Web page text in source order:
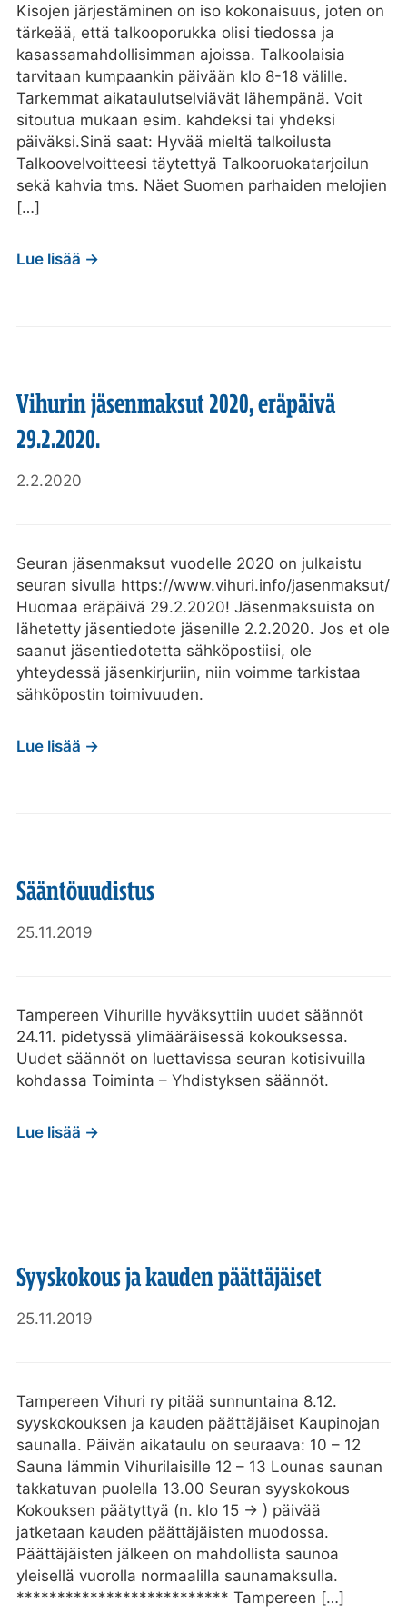
Kisojen järjestäminen on iso kokonaisuus, joten on
tärkeää, että talkooporukka olisi tiedossa ja
kasassamahdollisimman ajoissa. Talkoolaisia
tarvitaan kumpaankin päivään klo 8-18 välille.
Tarkemmat aikataulutselviävät lähempänä. Voit
sitoutua mukaan esim. kahdeksi tai yhdeksi
päiväksi.Sinä saat: Hyvää mieltä talkoilusta
Talkoovelvoitteesi täytettyä Talkooruokatarjoilun
sekä kahvia tms. Näet Suomen parhaiden melojien
[…]
Lue lisää →
Vihurin jäsenmaksut 2020, eräpäivä
29.2.2020.
2.2.2020
Seuran jäsenmaksut vuodelle 2020 on julkaistu
seuran sivulla https://www.vihuri.info/jasenmaksut/
Huomaa eräpäivä 29.2.2020! Jäsenmaksuista on
lähetetty jäsentiedote jäsenille 2.2.2020. Jos et ole
saanut jäsentiedotetta sähköpostiisi, ole
yhteydessä jäsenkirjuriin, niin voimme tarkistaa
sähköpostin toimivuuden.
Lue lisää →
Sääntöuudistus
25.11.2019
Tampereen Vihurille hyväksyttiin uudet säännöt
24.11. pidetyssä ylimääräisessä kokouksessa.
Uudet säännöt on luettavissa seuran kotisivuilla
kohdassa Toiminta – Yhdistyksen säännöt.
Lue lisää →
Syyskokous ja kauden päättäjäiset
25.11.2019
Tampereen Vihuri ry pitää sunnuntaina 8.12.
syyskokouksen ja kauden päättäjäiset Kaupinojan
saunalla. Päivän aikataulu on seuraava: 10 – 12
Sauna lämmin Vihurilaisille 12 – 13 Lounas saunan
takkatuvan puolella 13.00 Seuran syyskokous
Kokouksen päätyttyä (n. klo 15 -> ) päivää
jatketaan kauden päättäjäisten muodossa.
Päättäjäisten jälkeen on mahdollista saunoa
yleisellä vuorolla normaalilla saunamaksulla.
************************** Tampereen […]